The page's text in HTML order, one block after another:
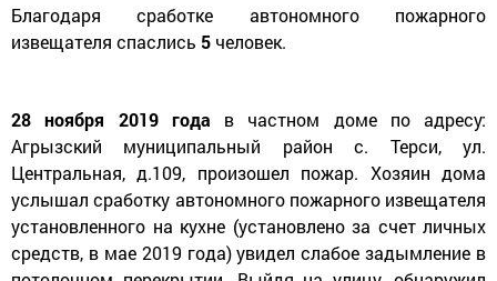
Благодаря сработке автономного пожарного
извещателя спаслись 5 человек.
28 ноября 2019 года в частном доме по адресу:
Агрызский муниципальный район с. Терси, ул.
Центральная, д.109, произошел пожар. Хозяин дома
услышал сработку автономного пожарного извещателя
установленного на кухне (установлено за счет личных
средств, в мае 2019 года) увидел слабое задымление в